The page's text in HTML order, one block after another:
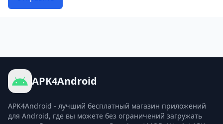
APK4Android
APK4Android - лучший бесплатный магазин приложений
для Android, где вы можете без ограничений загружать